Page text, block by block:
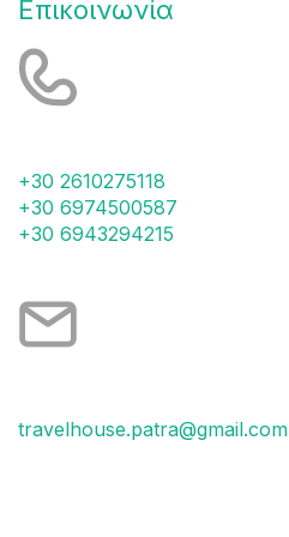
Επικοινωνία
+30 2610275118
+30 6974500587
+30 6943294215
travelhouse.patra@gmail.com